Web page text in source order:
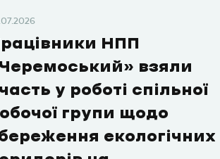
НПП
взяли
у роботі спільної
групи щодо
екологічних